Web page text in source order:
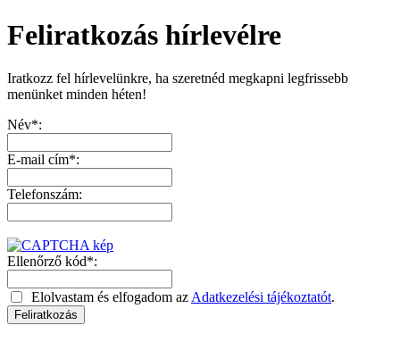
Feliratkozás hírlevélre
Iratkozz fel hírlevelünkre, ha szeretnéd megkapni legfrissebb
menünket minden héten!
Név*:
E-mail cím*:
Telefonszám:
Ellenőrző kód*:
Elolvastam és elfogadom az Adatkezelési tájékoztatót.